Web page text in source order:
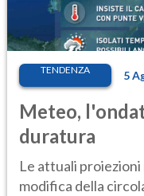
TENDENZA 5
Meteo,
duratura
Le attuali
modifica della